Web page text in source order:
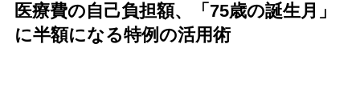
医療費の自己負担額、「75歳の誕生月」
に半額になる特例の活用術